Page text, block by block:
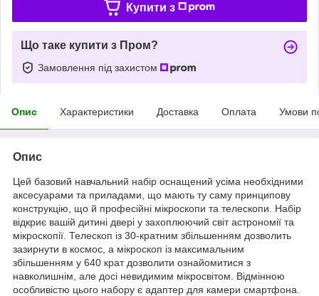
Купити з
Що таке купити з Пром?
Замовлення під захистом
Опис Характеристики Доставка Оплата Умови
Опис
Цей базовий навчальний набір оснащений усіма необхідними
аксесуарами та приладами, що мають ту саму принципову
конструкцію, що й професійні мікроскопи та телескопи. Набір
відкриє вашій дитині двері у захоплюючий світ астрономії та
мікроскопії. Телескоп із 30-кратним збільшенням дозволить
зазирнути в космос, а мікроскоп із максимальним
збільшенням у 640 крат дозволити ознайомитися з
навколишнім, але досі невидимим мікросвітом. Відмінною
особливістю цього набору є адаптер для камери смартфона.